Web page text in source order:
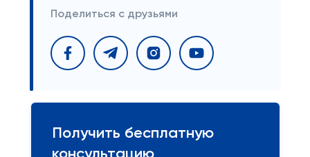
Поделиться с друзьями
Получить бесплатную